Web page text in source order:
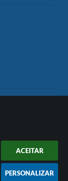
ACEITAR
PERSONALIZAR